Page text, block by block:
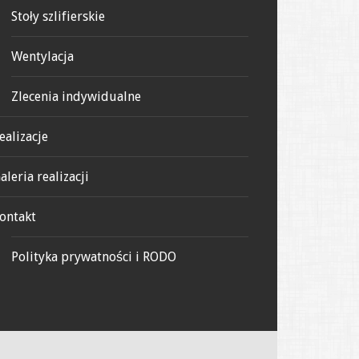
Stoły szlifierskie
Wentylacja
Zlecenia indywidualne
realizacji
Polityka prywatności i RODO